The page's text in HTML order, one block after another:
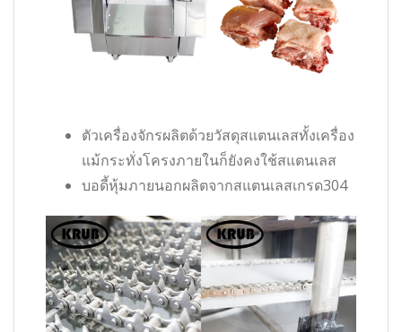
ตัวเครื่องจักรผลิตด้วยวัสดุสแตนเลสทั้งเครื่อง
แม้กระทั่งโครงภายในก็ยังคงใช้สแตนเลส
บอดี้หุ้มภายนอกผลิตจากสแตนเลสเกรด304